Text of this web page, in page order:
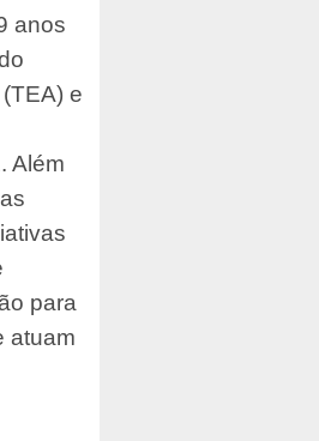
anos
e
Além
para
atuam